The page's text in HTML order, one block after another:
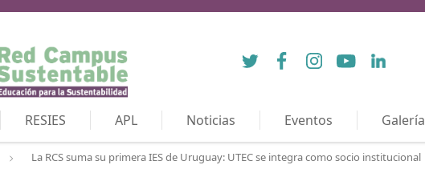
Twitter FacebookInstagramYouTubeLinkedIn
RESIES APL Noticias Eventos Galería
La RCS suma su primera IES de Uruguay: UTEC se integra como socio institucional